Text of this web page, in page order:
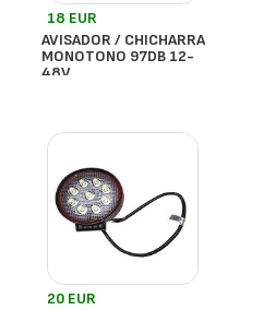
18 EUR
AVISADOR / CHICHARRA
MONOTONO 97DB 12-
48V
20 EUR